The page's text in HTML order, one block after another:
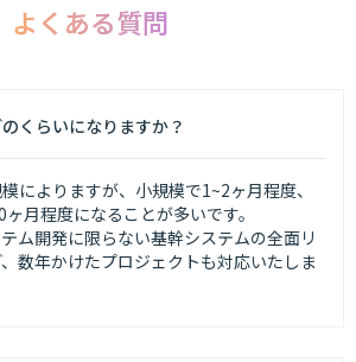
よくある質問
くらいになりますか？
によりますが、小規模で1~2ヶ月程度、
月程度になることが多いです。
ム開発に限らない基幹システムの全面リ
数年かけたプロジェクトも対応いたしま